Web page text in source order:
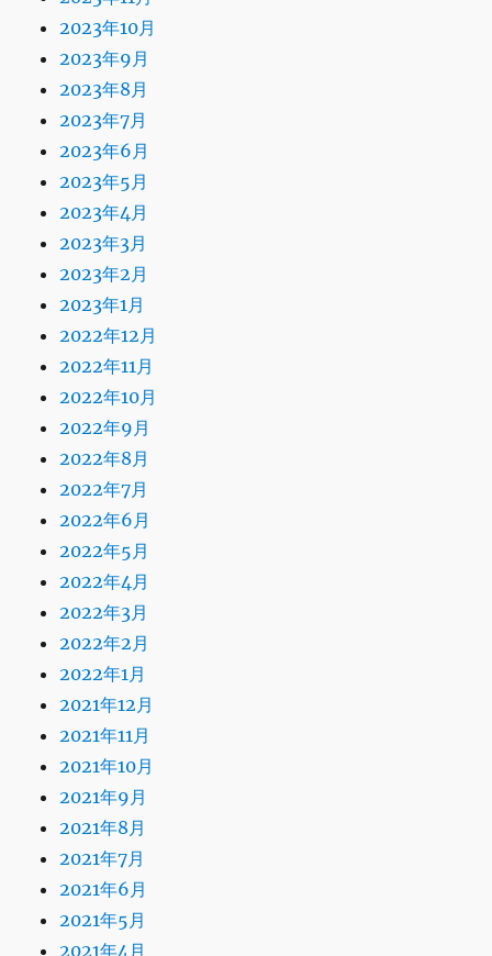
2023年10月
2023年9月
2023年8月
2023年7月
2023年6月
2023年5月
2023年4月
2023年3月
2023年2月
2023年1月
2022年12月
2022年11月
2022年10月
2022年9月
2022年8月
2022年7月
2022年6月
2022年5月
2022年4月
2022年3月
2022年2月
2022年1月
2021年12月
2021年11月
2021年10月
2021年9月
2021年8月
2021年7月
2021年6月
2021年5月
2021年4月